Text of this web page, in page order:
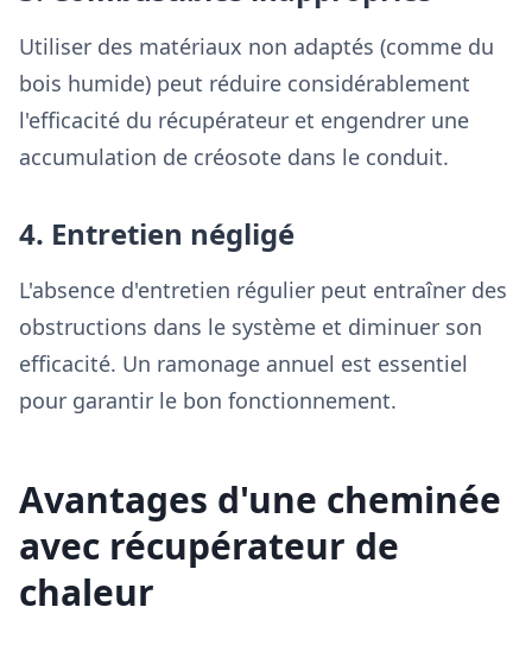
Utiliser des matériaux non adaptés (comme du
bois humide) peut réduire considérablement
l'efficacité du récupérateur et engendrer une
accumulation de créosote dans le conduit.
4. Entretien négligé
L'absence d'entretien régulier peut entraîner des
obstructions dans le système et diminuer son
efficacité. Un ramonage annuel est essentiel
pour garantir le bon fonctionnement.
Avantages d'une cheminée
avec récupérateur de
chaleur